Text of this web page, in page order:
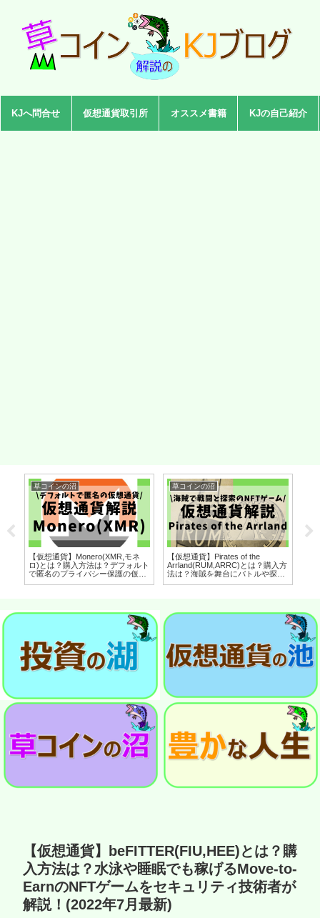
KJへ問合せ 仮想通貨取引所 オススメ書籍 KJの自己紹介
草コインの沼
【仮想通貨】Monero(XMR,モネ
ロ)とは？購入方法は？デフォルト
で匿名のプライバシー保護の仮想
草コインの沼
【仮想通貨】Pirates of the
Arrland(RUM,ARRC)とは？購入方
法は？海賊を舞台にバトルや探索
【仮想通貨】beFITTER(FIU,HEE)とは？購
入方法は？水泳や睡眠でも稼げるMove-to-
EarnのNFTゲームをセキュリティ技術者が
解説！(2022年7月最新)